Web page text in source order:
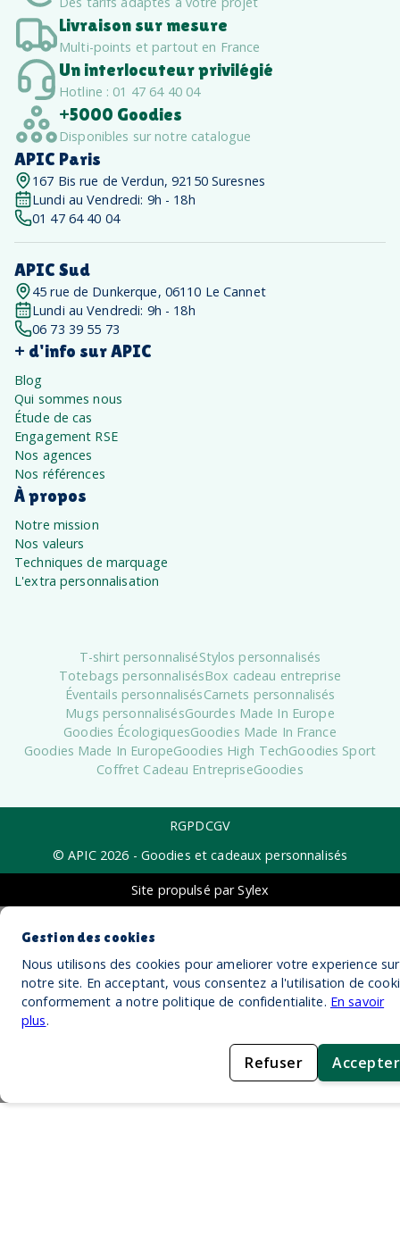
Livraison sur mesure
Multi-points et partout en France
Un interlocuteur privilégié
Hotline : 01 47 64 40 04
+5000 Goodies
Disponibles sur notre catalogue
APIC Paris
167 Bis rue de Verdun, 92150 Suresnes
Lundi au Vendredi: 9h - 18h
01 47 64 40 04
APIC Sud
45 rue de Dunkerque, 06110 Le Cannet
Lundi au Vendredi: 9h - 18h
06 73 39 55 73
+ d'info sur APIC
Blog
Qui sommes nous
Étude de cas
Engagement RSE
Nos agences
Nos références
À propos
Notre mission
Nos valeurs
Techniques de marquage
L'extra personnalisation
T-shirt personnaliséStylos personnalisés
Totebags personnalisésBox cadeau entreprise
Éventails personnalisésCarnets personnalisés
Mugs personnalisésGourdes Made In Europe
Goodies ÉcologiquesGoodies Made In France
Goodies Made In EuropeGoodies High TechGoodies Sport
Coffret Cadeau EntrepriseGoodies
RGPDCGV
© APIC 2026 - Goodies et cadeaux personnalisés
Site propulsé par Sylex
Gestion des cookies
Nous utilisons des cookies pour ameliorer votre experience sur
notre site. En acceptant, vous consentez a l'utilisation de
conformement a notre politique de confidentialite. En savoir
plus.
Refuser Accepter